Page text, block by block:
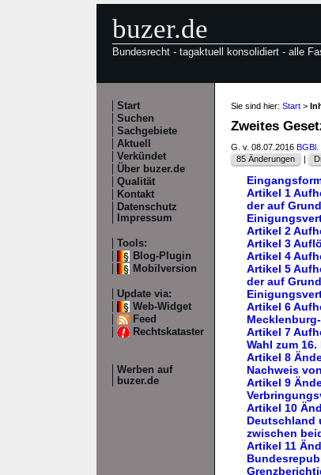
buzer.de
Bundesrecht - tagaktuell konsolidiert - alle
Start
Suchen
Sachgebiete
Aktuell
Verkündet
Über buzer.de
Qualität
Kontakt
Datenschutz
Impressum
Tools:
Blog-Plugin
Mobilversion
Update via:
Web-Widget
Feed
Rechtskataster
Werben auf
buzer.de
Sie sind hier: Start >
Zweites
G. v. 08.07.2016 BGBl.
85 Änderungen
|
Artikel 1
der auf
Artikel 2
Artikel 3
Artikel 4
Artikel 5
der auf
Artikel 6
Artikel 7
Wahl zum
Artikel 8
Nachweis
Artikel 9
Artikel 10
Deutschland
zwischen
Artikel 11